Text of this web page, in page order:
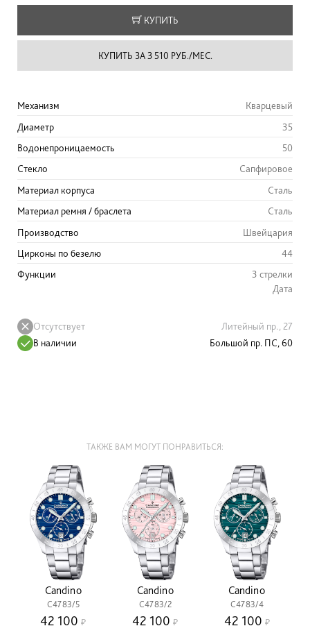
КУПИТЬ
КУПИТЬ ЗА 3 510 РУБ./МЕС.
Механизм
Кварцевый
Диаметр
35
Водонепроницаемость
50
Стекло
Сапфировое
Материал корпуса
Сталь
Материал ремня / браслета
Сталь
Производство
Швейцария
Цирконы по безелю
44
Функции
3 стрелки
Дата
Отсутствует
Литейный пр., 27
В наличии
Большой пр. ПС, 60
ТАКЖЕ ВАМ МОГУТ ПОНРАВИТЬСЯ:
Candino
C4783/5
42 100
Candino
C4783/2
42 100
Candino
C4783/4
42 100